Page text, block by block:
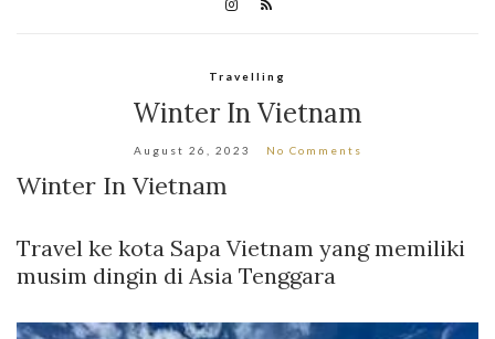
Travelling
Winter In Vietnam
August 26, 2023 No Comments
Winter In Vietnam
Travel ke kota Sapa Vietnam yang memiliki
musim dingin di Asia Tenggara